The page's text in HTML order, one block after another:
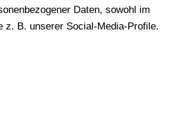
Daten, sowohl im
z. B. unserer Social-Media-Profile.